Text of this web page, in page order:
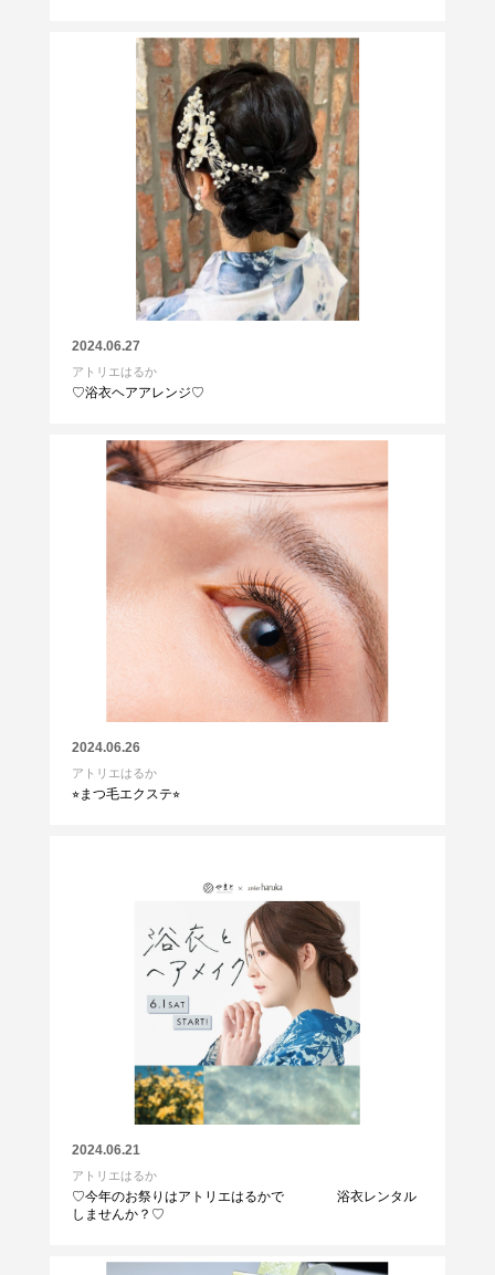
2024.06.27
アトリエはるか
♡浴衣ヘアアレンジ♡
2024.06.26
アトリエはるか
⭐︎まつ毛エクステ⭐︎
2024.06.21
アトリエはるか
♡今年のお祭りはアトリエはるかで 浴衣レンタル
しませんか？♡